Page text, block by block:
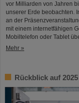
vor Milliarden von Jahren
unserer Erde beobachten.
an der
mit einem internetfähigen
Mobiltelefon oder Tablet
Mehr »
Rückblick auf